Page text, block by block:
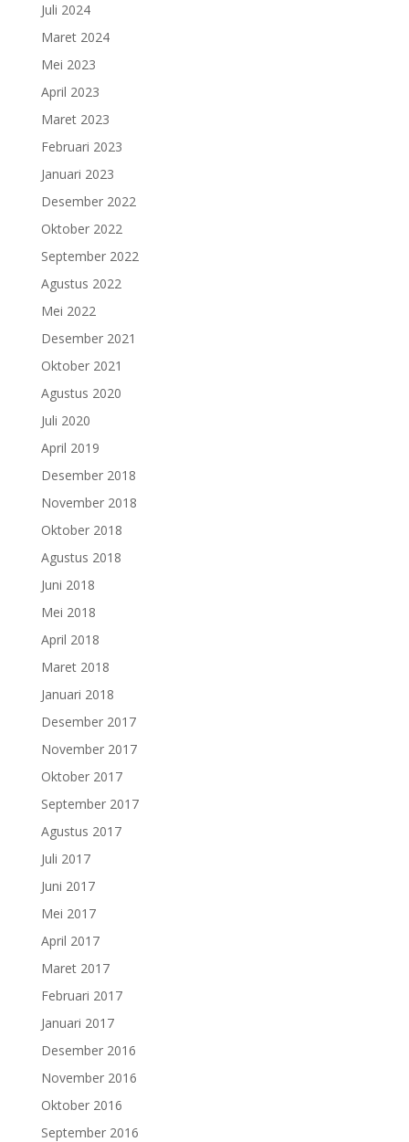
Juli 2024
Maret 2024
Mei 2023
April 2023
Maret 2023
Februari 2023
Januari 2023
Desember 2022
Oktober 2022
September 2022
Agustus 2022
Mei 2022
Desember 2021
Oktober 2021
Agustus 2020
Juli 2020
April 2019
Desember 2018
November 2018
Oktober 2018
Agustus 2018
Juni 2018
Mei 2018
April 2018
Maret 2018
Januari 2018
Desember 2017
November 2017
Oktober 2017
September 2017
Agustus 2017
Juli 2017
Juni 2017
Mei 2017
April 2017
Maret 2017
Februari 2017
Januari 2017
Desember 2016
November 2016
Oktober 2016
September 2016